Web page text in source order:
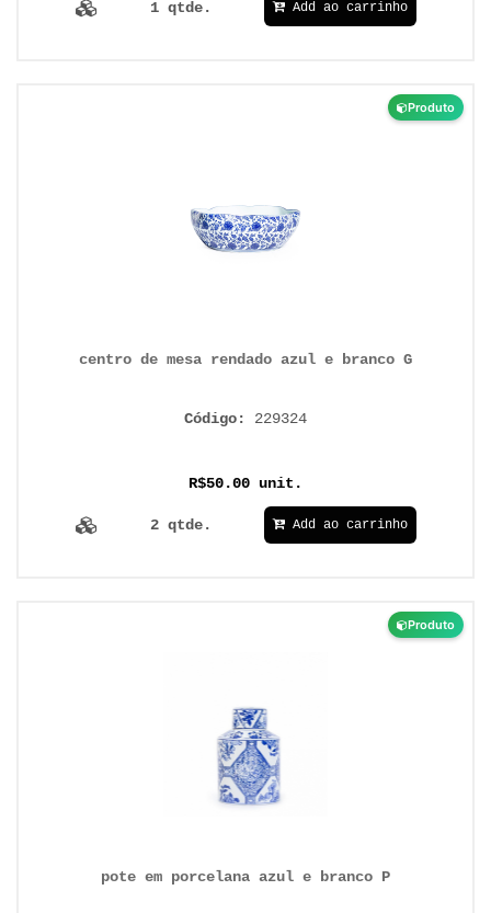
1 qtde. Add ao carrinho
Produto
centro de mesa rendado azul e branco G
Código: 229324
R$50.00 unit.
2 qtde. Add ao carrinho
Produto
pote em porcelana azul e branco P